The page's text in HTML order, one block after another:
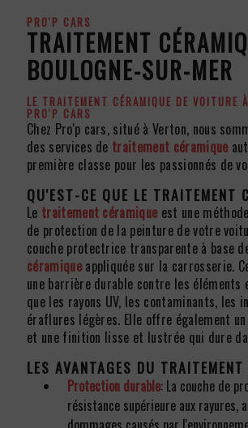
PRO'P CARS
TRAITEMENT
BOULOGNE-SUR-MER
LE TRAITEMENT CÉRAMIQUE DE VOITURE
PRO'P CARS
Chez Pro'p cars, situé à Verton, nous
des services de traitement céramique
première classe pour les passionnés de
QU'EST-CE QUE LE TRAITEMENT
Le traitement céramique est une
de protection de la peinture de votre
couche protectrice transparente à base
céramiqueappliquée sur la carrosserie.
une barrière durable contre les
que les rayons UV, les contaminants, les
éraflures légères. Elle offre également
et une finition lisse et lustrée qui dure
LES AVANTAGES DU
Protection durable: La couche de
résistance supérieure aux rayures,